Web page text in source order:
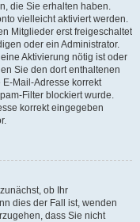
die Sie erhalten haben.
vielleicht aktiviert werden.
Mitglieder erst freigeschaltet
oder ein Administrator.
Aktivierung nötig ist oder
Sie den dort enthaltenen
Mail-Adresse korrekt
Filter blockiert wurde.
korrekt eingegeben
ob Ihr
dies der Fall ist, wenden
dass Sie nicht